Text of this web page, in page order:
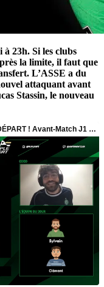
23h. Si les clubs
la limite, il faut que
L’ASSE a du
attaquant avant
Stassin, le nouveau